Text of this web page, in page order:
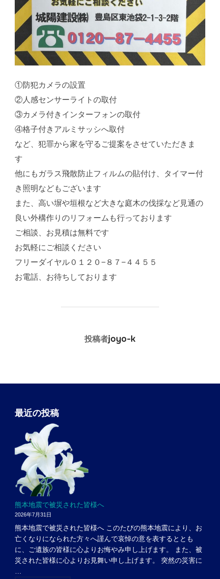
①防犯カメラの設置
②人感センサーライトの取付
③カメラ付きインターフォンの取付
④格子付きアルミサッシへ取付
など、犯罪から家を守るご提案をさせていただきま
す
他にもガラス飛散防止フィルムの貼付け、タイマー付
き照明などもございます
また、高い塀や垣根など大きな庭木の伐採など見通の
良い外構作りのリフォームも行っております
ご相談、お見積は無料です
お気軽にご相談ください
フリーダイヤル０１２０−８７−４４５５
お電話、お待ちしております
投稿者
投稿者joyo-k
最近の投稿
熊本地震で被災された皆様へ
2026年7月31日
熊本地震で被災された皆様へ このたびの熊本地震により、お
亡くなりになられた方々へ謹んで哀悼の意を表するととも
に、ご遺族の皆様に心よりお悔やみ申し上げます。 また、被
災された皆様に心よりお見舞い申し上げます。 突然の災害に